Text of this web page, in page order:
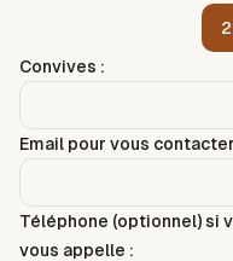
Convives :
Email pour vous
Téléphone (optionnel) si
vous appelle :